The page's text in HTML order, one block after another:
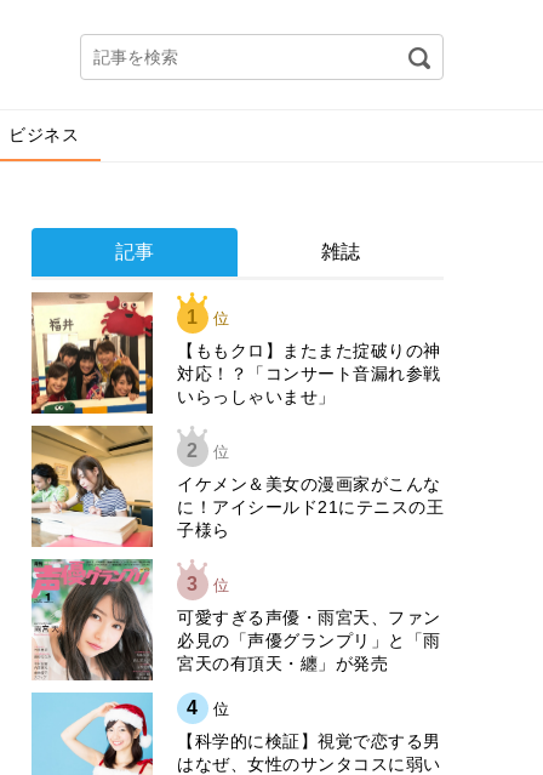
ビジネス
記事 雑誌
1 位
【ももクロ】またまた掟破りの神
対応！？「コンサート音漏れ参戦
いらっしゃいませ」
2 位
イケメン＆美女の漫画家がこんな
に！アイシールド21にテニスの王
子様ら
3 位
可愛すぎる声優・雨宮天、ファン
必見の「声優グランプリ」と「雨
宮天の有頂天・纏」が発売
4 位
【科学的に検証】視覚で恋する男
はなぜ、女性のサンタコスに弱い